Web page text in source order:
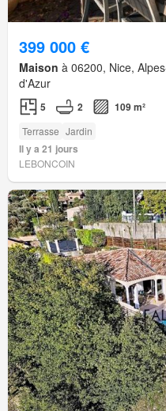
399 000 €
Maison à 06200, Nice,
d'Azur
5 2 109 m²
Terrasse Jardin
Il y a 21 jours
LEBONCOIN